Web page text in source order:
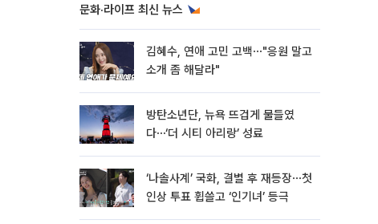
문화·라이프 최신 뉴스
김혜수, 연애 고민 고백⋯"응원 말고
소개 좀 해달라"
방탄소년단, 뉴욕 뜨겁게 물들였
다⋯‘더 시티 아리랑’ 성료
‘나솔사계’ 국화, 결별 후 재등장⋯첫
인상 투표 휩쓸고 ‘인기녀’ 등극